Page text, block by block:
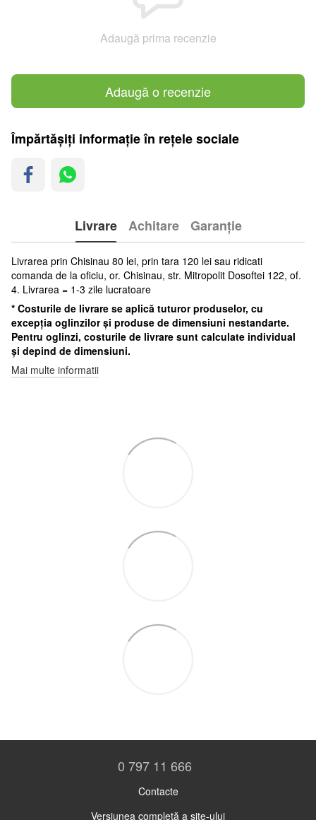
Adaugă prima recenzie
Adaugă o recenzie
Împărtășiți informație în rețele sociale
Livrare Achitare Garanție
Livrarea prin Chisinau 80 lei, prin tara 120 lei sau ridicati
comanda de la oficiu, or. Chisinau, str. Mitropolit Dosoftei 122, of.
4. Livrarea = 1-3 zile lucratoare
* Costurile de livrare se aplică tuturor produselor, cu
excepția oglinzilor și produse de dimensiuni nestandarte.
Pentru oglinzi, costurile de livrare sunt calculate individual
și depind de dimensiuni.
Mai multe informatii
0 797 11 666
Contacte
Versiunea completă a site-ului